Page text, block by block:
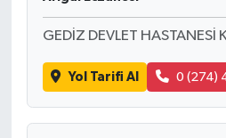
GEDİZ DEVLET HASTANESİ
Yol Tarifi Al 0 (274)